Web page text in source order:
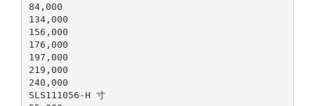
84,000
134,000
156,000
176,000
197,000
219,000
240,000
SLS111056-H 寸